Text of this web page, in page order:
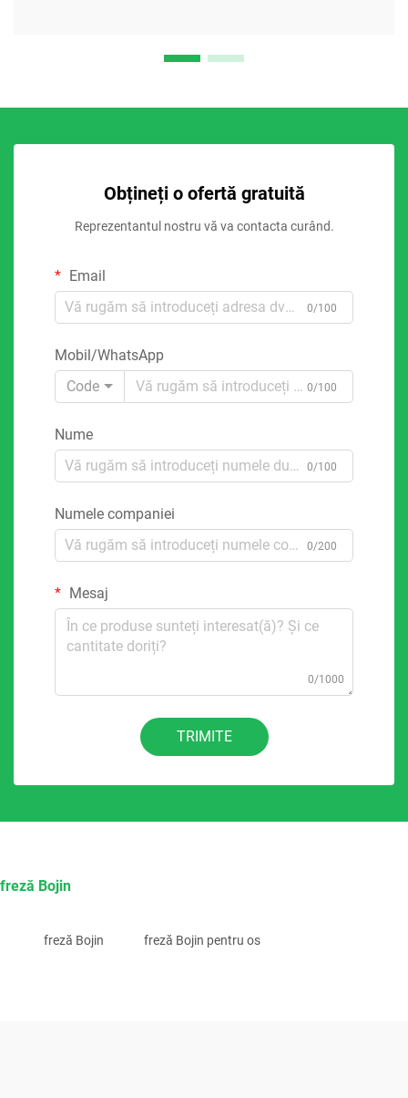
Obțineți o ofertă gratuită
Reprezentantul nostru vă va contacta curând.
Email
0/100
Mobil/WhatsApp
Code
0/100
Nume
0/100
Numele companiei
0/200
Mesaj
0/1000
TRIMITE
freză Bojin
freză Bojin freză Bojin pentru os